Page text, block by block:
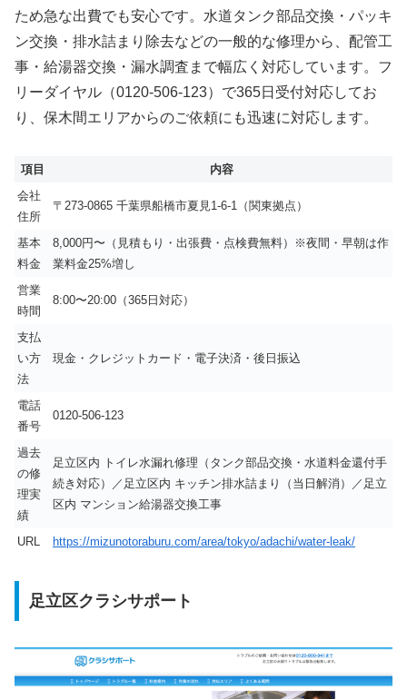
ため急な出費でも安心です。水道タンク部品交換・パッキ
ン交換・排水詰まり除去などの一般的な修理から、配管工
事・給湯器交換・漏水調査まで幅広く対応しています。フ
リーダイヤル（0120-506-123）で365日受付対応してお
り、保木間エリアからのご依頼にも迅速に対応します。
項目
内容
会社
住所
〒273-0865 千葉県船橋市夏見1-6-1（関東拠点）
基本
料金
8,000円〜（見積もり・出張費・点検費無料）※夜間・早朝は作
業料金25%増し
営業
時間
8:00〜20:00（365日対応）
支払
い方
法
現金・クレジットカード・電子決済・後日振込
電話
番号
0120-506-123
過去
の修
理実
績
足立区内 トイレ水漏れ修理（タンク部品交換・水道料金還付手
続き対応）／足立区内 キッチン排水詰まり（当日解消）／足立
区内 マンション給湯器交換工事
URL https://mizunotoraburu.com/area/tokyo/adachi/water-leak/
足立区クラシサポート